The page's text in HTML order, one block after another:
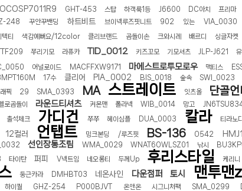
OCOSP7011R9 GHT-453 스탑 하객룩1등 J6600 DC아치 프리마
248 꾸안꾸밴딩 하트비트 브이넥루즈핏니트 902 있는 VIA_0030
티 색감예뻐요/12color 클리브랜드 곰돌이손 크와시레 배르디 싱글자켓
쭈리기모 라퓨카 TID_0012 키즈꼬모 기모셔츠 JLP-J621
어널로이드 MACFFXW9171 마에스트로투모로우 맥티스
17수 클리어 PIA_0002 BIS_0018 숲속 SWI_0023
픽 29 SMA_0393 MA 스트레이트 잇츠올 단골언
로곰돌이 라운드티셔츠 커몬맨 폴라넥 WIB_0014 망고
출석체크 가디건 쭈쭈 헤이심플 DUA_0003 칼라 티라노
12컬러 언탭트 밍크본딩 /루즈핏 BS-136 O542
선인장통조림 WMA_0029 WNAT6OWLSZ01 낚시
타이탄 퍼피 V넥트임 네오롱티 두께Up 후리스타일 케리니
둥근카라 DMHBT03 네온사인 다운점퍼 토시 맨투맨z
하이퀄 GHZ-254 P000BJVT 온앤온 시그니처팩 SMA_0299